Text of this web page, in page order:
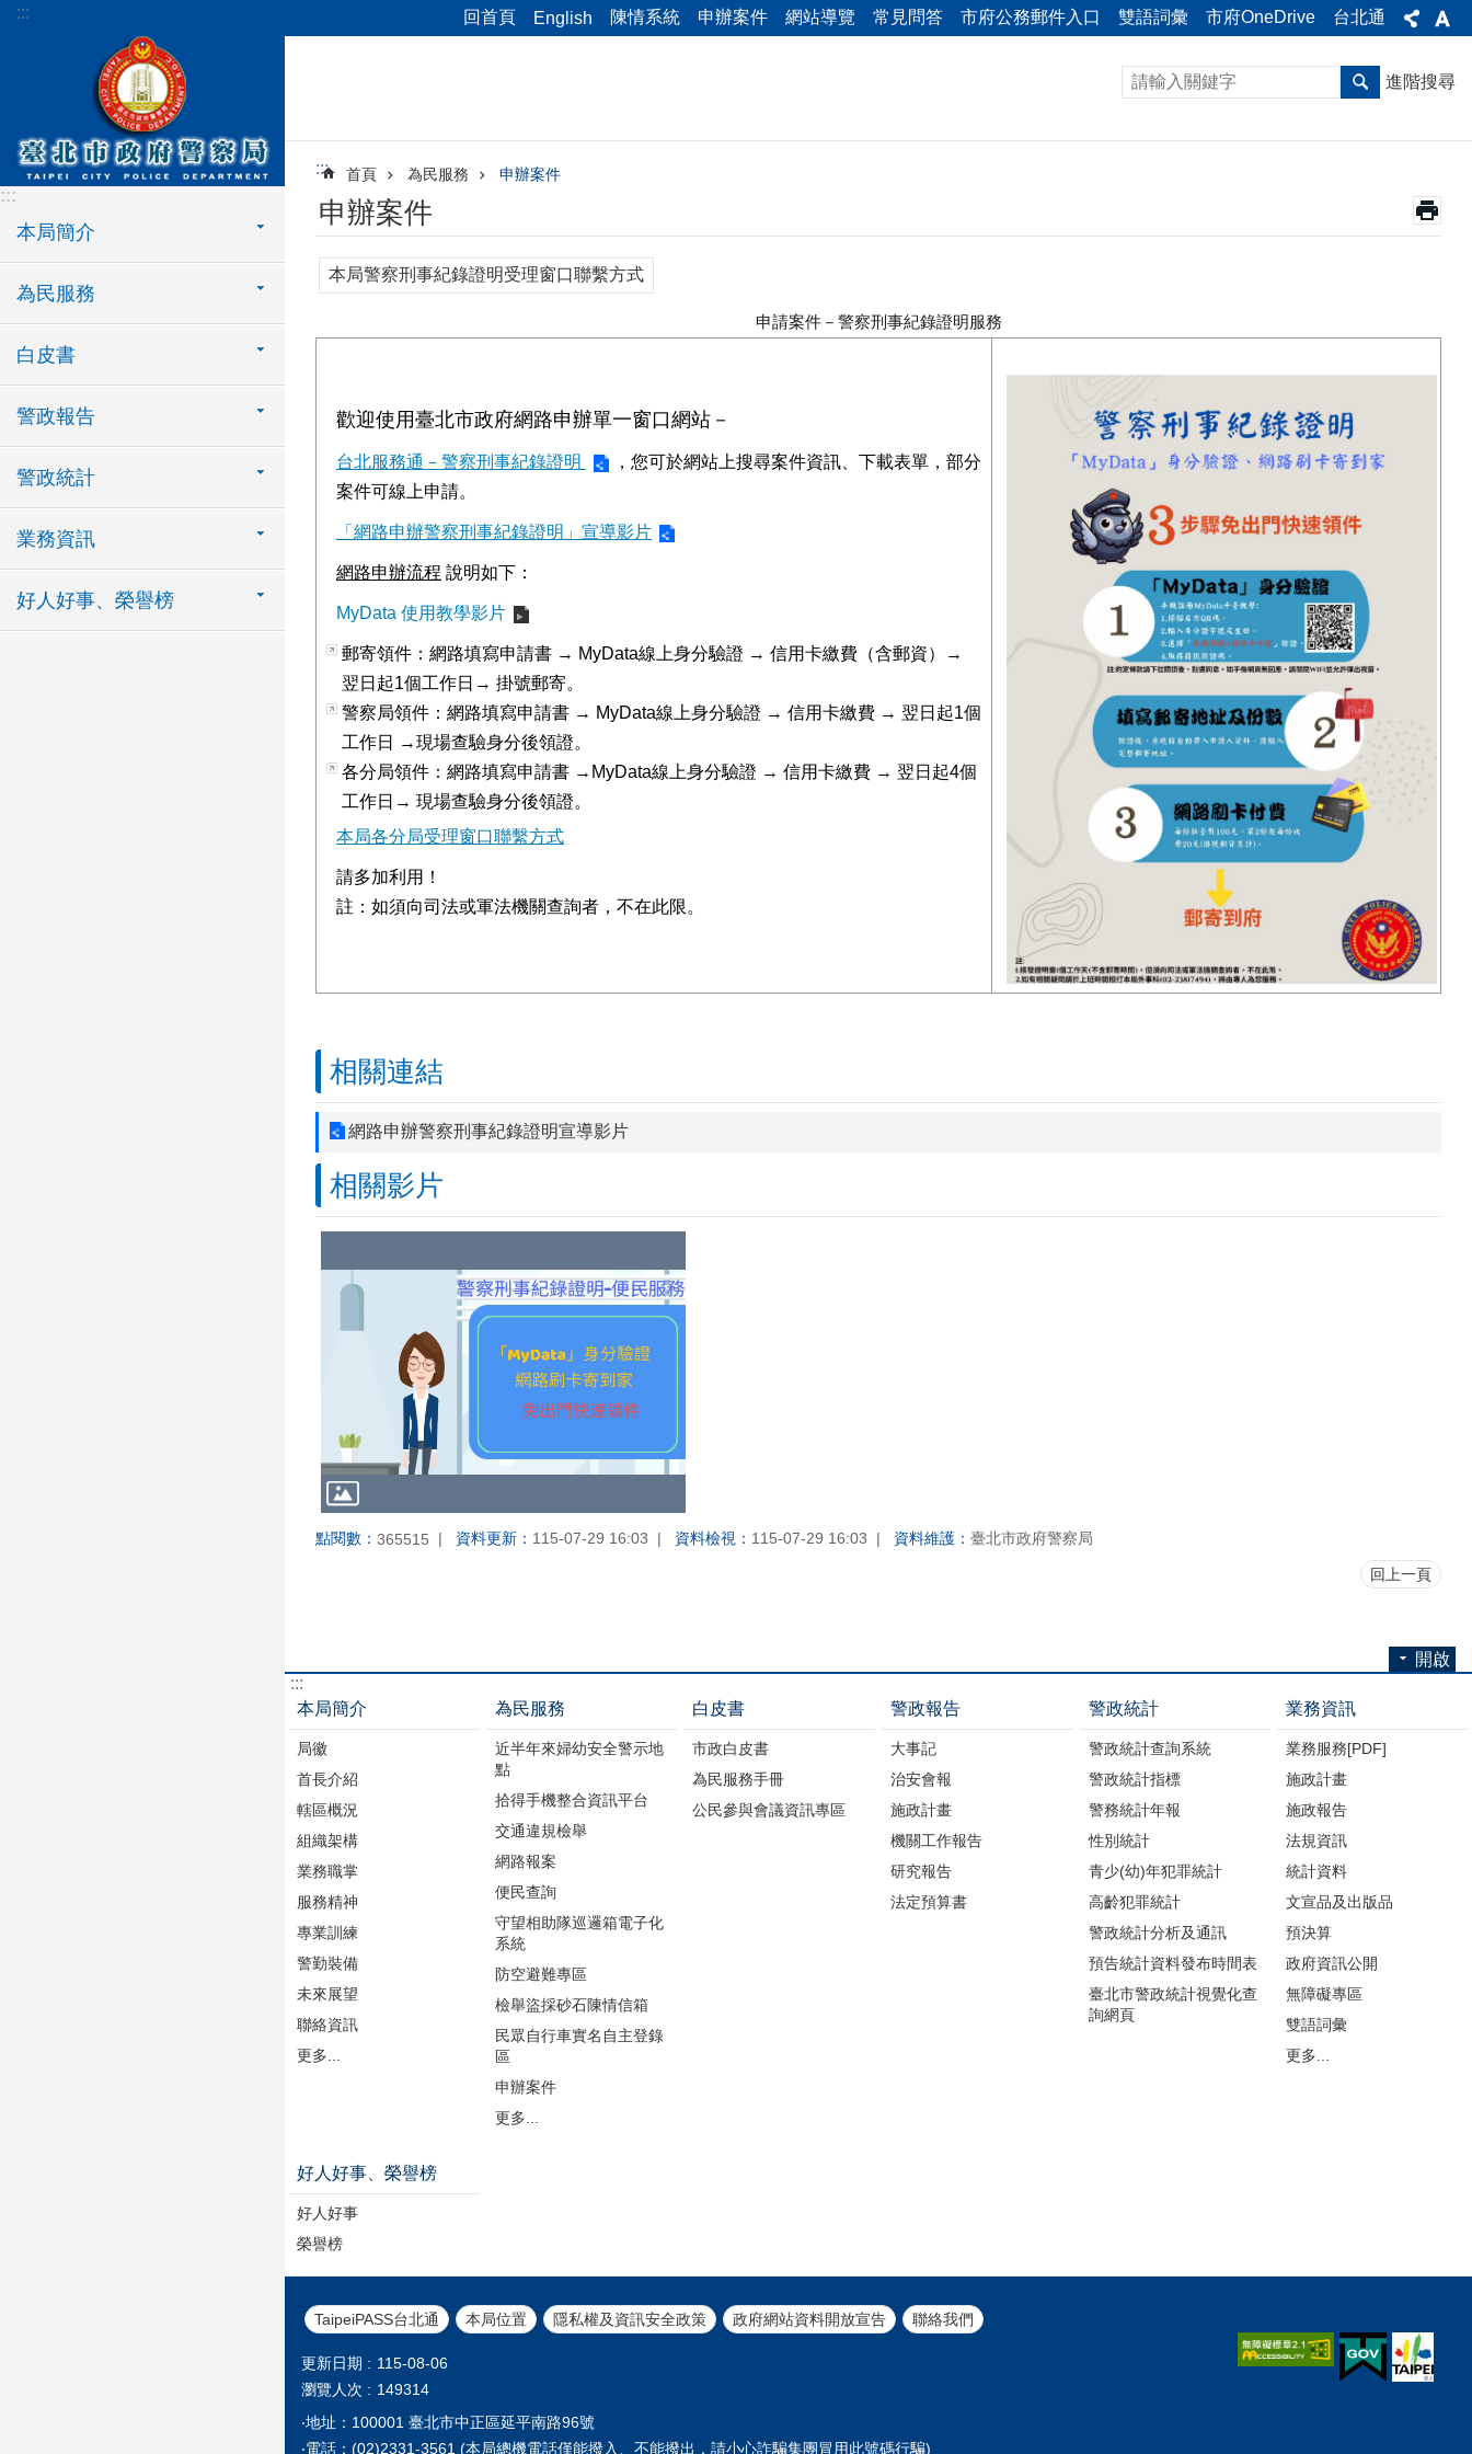
跳到主要內容區塊
::: 回首頁 English 陳情系統 申辦案件 網站導覽 常見問答 市府公務郵件入口 雙語詞彙 市府OneDrive 台北通
:::
本局簡介
為民服務
白皮書
警政報告
警政統計
業務資訊
好人好事、榮譽榜
進階搜尋
::: 首頁 為民服務 申辦案件
申辦案件
本局警察刑事紀錄證明受理窗口聯繫方式
申請案件－警察刑事紀錄證明服務
歡迎使用臺北市政府網路申辦單一窗口網站－
台北服務通－警察刑事紀錄證明
，您可於網站上搜尋案件資訊、下載表單，部分
案件可線上申請。
「網路申辦警察刑事紀錄證明」宣導影片
網路申辦流程 說明如下：
MyData 使用教學影片
郵寄領件：網路填寫申請書 → MyData線上身分驗證 → 信用卡繳費（含郵資）→
翌日起1個工作日→ 掛號郵寄。
警察局領件：網路填寫申請書 → MyData線上身分驗證 → 信用卡繳費 → 翌日起1個
工作日 →現場查驗身分後領證。
各分局領件：網路填寫申請書 →MyData線上身分驗證 → 信用卡繳費 → 翌日起4個
工作日→ 現場查驗身分後領證。
本局各分局受理窗口聯繫方式
請多加利用！
註：如須向司法或軍法機關查詢者，不在此限。
相關連結
網路申辦警察刑事紀錄證明宣導影片
相關影片
點閱數： 365515 資料更新： 115-07-29 16:03 資料檢視： 115-07-29 16:03 資料維護： 臺北市政府警察局
回上一頁
開啟
:::
本局簡介
局徽
首長介紹
轄區概況
組織架構
業務職掌
服務精神
專業訓練
警勤裝備
未來展望
聯絡資訊
更多...
為民服務
近半年來婦幼安全警示地
點
拾得手機整合資訊平台
交通違規檢舉
網路報案
便民查詢
守望相助隊巡邏箱電子化
系統
防空避難專區
檢舉盜採砂石陳情信箱
民眾自行車實名自主登錄
區
申辦案件
更多...
白皮書
市政白皮書
為民服務手冊
公民參與會議資訊專區
警政報告
大事記
治安會報
施政計畫
機關工作報告
研究報告
法定預算書
警政統計
警政統計查詢系統
警政統計指標
警務統計年報
性別統計
青少(幼)年犯罪統計
高齡犯罪統計
警政統計分析及通訊
預告統計資料發布時間表
臺北市警政統計視覺化查
詢網頁
業務資訊
業務服務[PDF]
施政計畫
施政報告
法規資訊
統計資料
文宣品及出版品
預決算
政府資訊公開
無障礙專區
雙語詞彙
更多...
好人好事、榮譽榜
好人好事
榮譽榜
TaipeiPASS台北通 本局位置 隱私權及資訊安全政策 政府網站資料開放宣告 聯絡我們
更新日期
115-08-06
瀏覽人次
149314
‧地址：100001 臺北市中正區延平南路96號
‧電話：(02)2331-3561 (本局總機電話僅能撥入、不能撥出，請小心詐騙集團冒用此號碼行騙)